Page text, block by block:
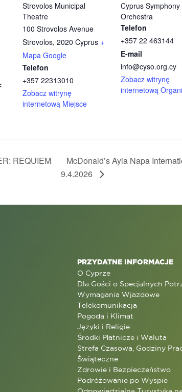
Strovolos Municipal
Theatre
100 Strovolos Avenue
Strovolos, 2020 Cyprus +
Mapa Google
Telefon
+357 22313010
Zobacz witrynę
internetową Miejsce
Cyprus Symphony
Orchestra
Telefon
+357 22 463144
E-mail
info@cyso.org.cy
Zobacz witrynę
internetową
REQUIEM
McDonald’s Ayia Napa
9.4.2026
PRZYDATNE INFORMACJE
O Cyprze
Dla Gości o Specjalnych
Wymagania Wjazdowe
Telekomunikacja
Pogoda i Klimat
Języki i Religie
Środki Płatnicze i Waluta
Strefa Czasowa, Godziny
Świąteczne
Zdrowie i Bezpieczeństwo
Podróżowanie po Wyspie